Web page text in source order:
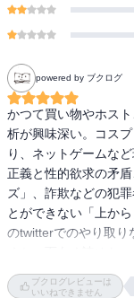
powered by ブクログ
かつて買い物やホス
析が興味深い。コス
り、ネットゲームな
正義と性的欲求の矛
ズ」、詐欺などの犯
とができない「上か
のtwitterでのやり取り
などジェンダーに関
ブクログレビューは
いいねできません